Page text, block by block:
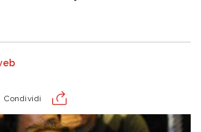
Condividi